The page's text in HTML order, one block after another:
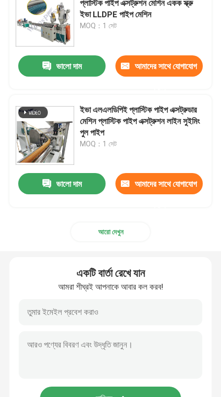
প্লাস্টিকের মাদুর তৈরির মেশিন
PE ঢেউতোলা পাইপ উত্পাদন লাইন
প্লাস্টিক পাইপ এক্সট্রুশন মেশিন একক স্ক্রু
ইভা LLDPE পাইপ মেশিন
MOQ：1 সেট
ভালো দাম আমাদের সাথে যোগাযোগ
ইভা এলএলডিপিই প্লাস্টিক পাইপ এক্সট্রুডার
মেশিন প্লাস্টিক পাইপ এক্সট্রুশন লাইন সুইমিং
পুল পাইপ
MOQ：1 সেট
ভালো দাম আমাদের সাথে যোগাযোগ
আরো দেখুন
একটি বার্তা রেখে যান
আমরা শীঘ্রই আপনাকে আবার কল করব!